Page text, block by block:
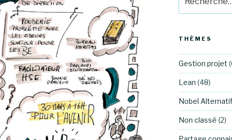
pour
THÈMES
Gestion projet
Lean (48)
Nobel Alternatif
Non classé (2)